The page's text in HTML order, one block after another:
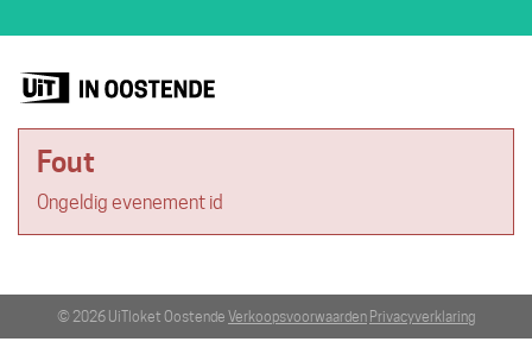
Fout
Ongeldig evenement id
© 2026 UiTloket Oostende Verkoopsvoorwaarden Privacyverklaring